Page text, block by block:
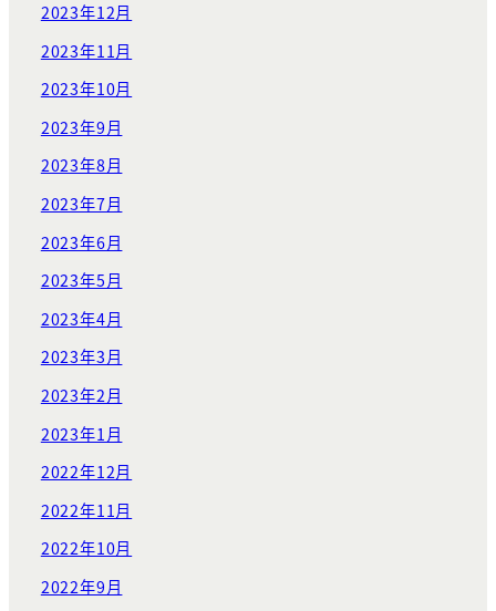
2023年12月
2023年11月
2023年10月
2023年9月
2023年8月
2023年7月
2023年6月
2023年5月
2023年4月
2023年3月
2023年2月
2023年1月
2022年12月
2022年11月
2022年10月
2022年9月